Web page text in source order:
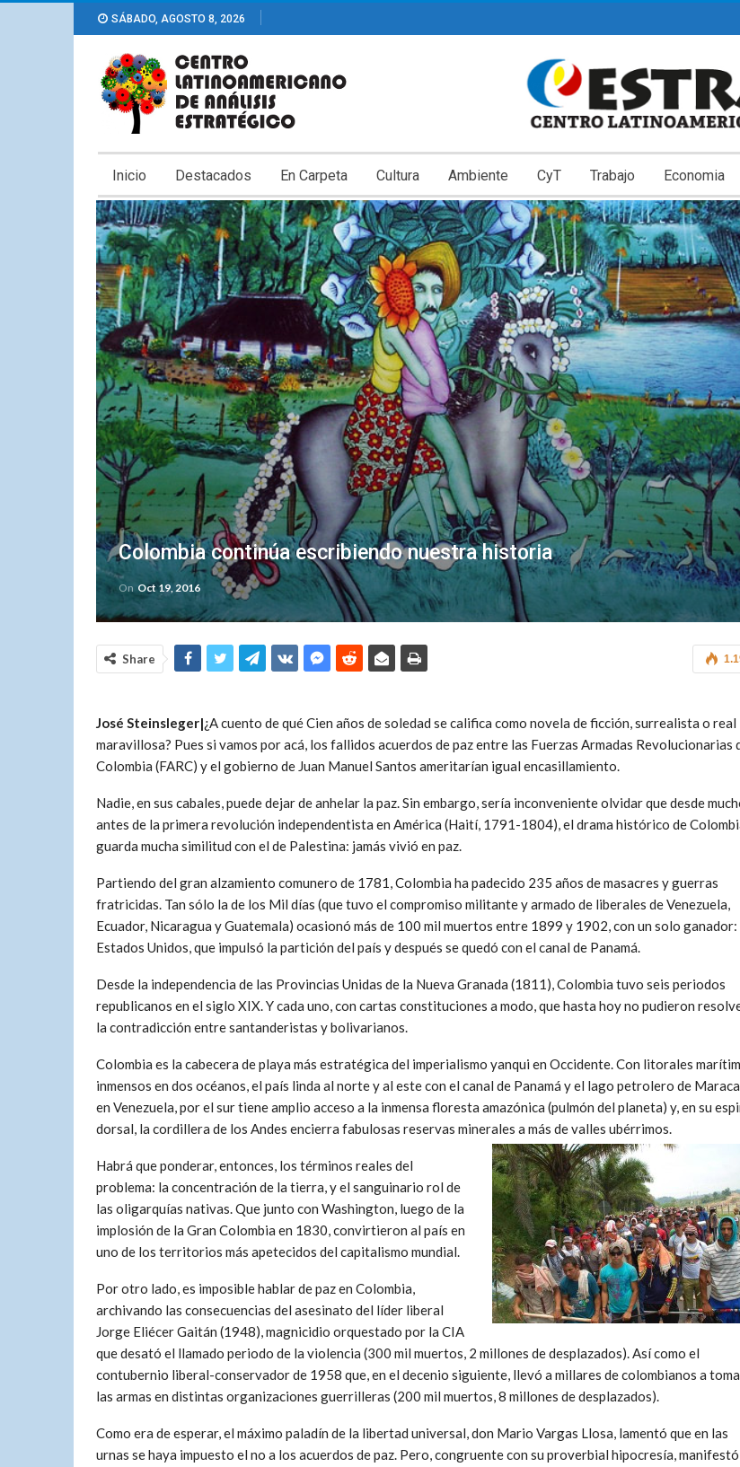
SÁBADO, AGOSTO 8, 2026
Inicio Destacados En Carpeta Cultura Ambiente CyT Trabajo Economia
Colombia continúa escribiendo nuestra historia
On Oct 19, 2016
Share
José Steinsleger|¿A cuento de qué Cien años de soledad se califica como novela de ficción, surrealista o real
maravillosa? Pues si vamos por acá, los fallidos acuerdos de paz entre las Fuerzas Armadas Revolucionarias
Colombia (FARC) y el gobierno de Juan Manuel Santos ameritarían igual encasillamiento.
Nadie, en sus cabales, puede dejar de anhelar la paz. Sin embargo, sería inconveniente olvidar que desde
antes de la primera revolución independentista en América (Haití, 1791-1804), el drama histórico de
guarda mucha similitud con el de Palestina: jamás vivió en paz.
Partiendo del gran alzamiento comunero de 1781, Colombia ha padecido 235 años de masacres y guerras
fratricidas. Tan sólo la de los Mil días (que tuvo el compromiso militante y armado de liberales de Venezuela,
Ecuador, Nicaragua y Guatemala) ocasionó más de 100 mil muertos entre 1899 y 1902, con un solo ganador:
Estados Unidos, que impulsó la partición del país y después se quedó con el canal de Panamá.
Desde la independencia de las Provincias Unidas de la Nueva Granada (1811), Colombia tuvo seis periodos
republicanos en el siglo XIX. Y cada uno, con cartas constituciones a modo, que hasta hoy no pudieron
la contradicción entre santanderistas y bolivarianos.
Colombia es la cabecera de playa más estratégica del imperialismo yanqui en Occidente. Con litorales
inmensos en dos océanos, el país linda al norte y al este con el canal de Panamá y el lago petrolero de
en Venezuela, por el sur tiene amplio acceso a la inmensa floresta amazónica (pulmón del planeta) y, en su
dorsal, la cordillera de los Andes encierra fabulosas reservas minerales a más de valles ubérrimos.
Habrá que ponderar, entonces, los términos reales del
problema: la concentración de la tierra, y el sanguinario rol de
las oligarquías nativas. Que junto con Washington, luego de la
implosión de la Gran Colombia en 1830, convirtieron al país en
uno de los territorios más apetecidos del capitalismo mundial.
Por otro lado, es imposible hablar de paz en Colombia,
archivando las consecuencias del asesinato del líder liberal
Jorge Eliécer Gaitán (1948), magnicidio orquestado por la CIA
que desató el llamado periodo de la violencia (300 mil muertos, 2 millones de desplazados). Así como el
contubernio liberal-conservador de 1958 que, en el decenio siguiente, llevó a millares de colombianos a
las armas en distintas organizaciones guerrilleras (200 mil muertos, 8 millones de desplazados).
Como era de esperar, el máximo paladín de la libertad universal, don Mario Vargas Llosa, lamentó que en las
urnas se haya impuesto el no a los acuerdos de paz. Pero, congruente con su proverbial hipocresía, manifestó